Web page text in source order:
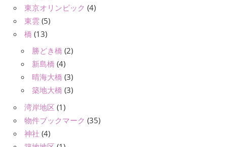
東京オリンピック (4)
東雲 (5)
橋 (13)
勝どき橋 (2)
新島橋 (4)
晴海大橋 (3)
築地大橋 (3)
湾岸地区 (1)
物件ブックマーク (35)
神社 (4)